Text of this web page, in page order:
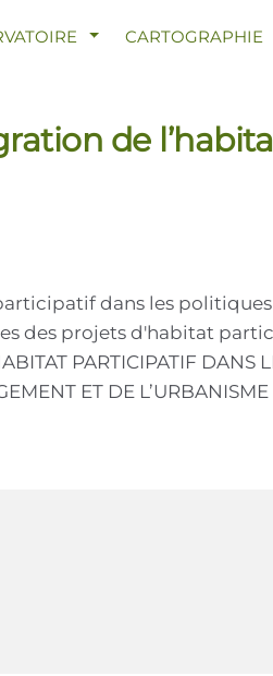
MENU AFFICHER LE MENU
CARTOGRAPHIE
de
dans les politiques
des projets d'habitat
PARTICIPATIF DANS
ET DE L’URBANISME